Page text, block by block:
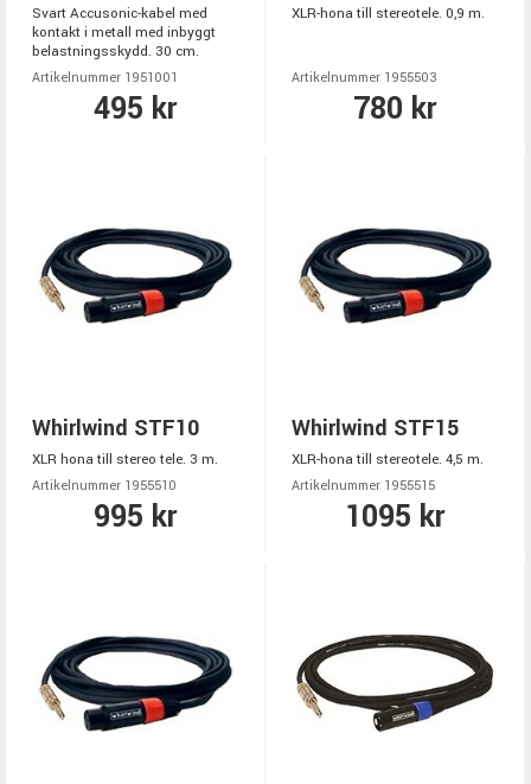
Svart Accusonic-kabel med
kontakt i metall med inbyggt
belastningsskydd. 30 cm.
Artikelnummer 1951001
495 kr
XLR-hona till stereotele. 0,9 m.
Artikelnummer 1955503
780 kr
Whirlwind STF10
XLR hona till stereo tele. 3 m.
Artikelnummer 1955510
995 kr
Whirlwind STF15
XLR-hona till stereotele. 4,5 m.
Artikelnummer 1955515
1095 kr